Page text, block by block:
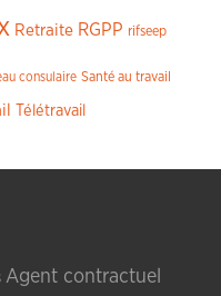
Retraite RGPP rifseep
consulaire Santé au travail
Télétravail
Agent contractuel